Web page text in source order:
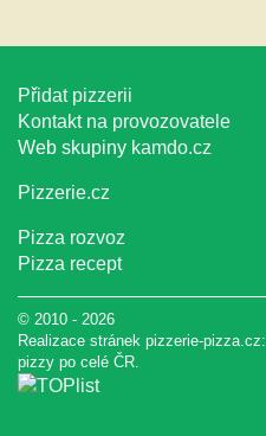
Přidat pizzerii
Kontakt na provozovatele
Web skupiny kamdo.cz
Pizzerie.cz
Pizza rozvoz
Pizza recept
© 2010 - 2026
Realizace stránek pizzerie-pizza.cz:
pizzy po celé ČR.